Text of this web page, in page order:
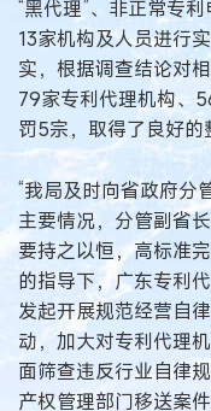
“黑代理”、非正常专
13家机构及人员进行
实，根据调查结论对
79家专利代理机构、
罚5宗，取得了良好的
“我局及时向省政府分
主要情况，分管副省
要持之以恒，高标准
的指导下，广东专利
发起开展规范经营自
动，加大对专利代理
面筛查违反行业自律
产权管理部门移送案